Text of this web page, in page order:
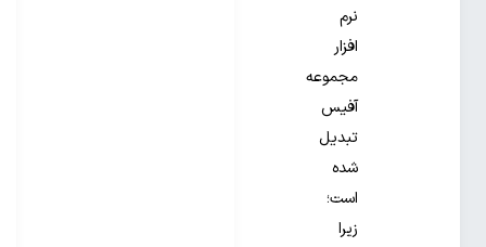
نرم
افزار
مجموعه
آفیس
تبدیل
شده
است؛
زیرا